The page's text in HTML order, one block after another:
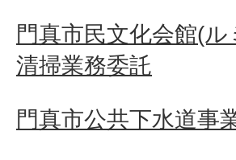
門真市民文化会館(
清掃業務委託
門真市公共下水道事